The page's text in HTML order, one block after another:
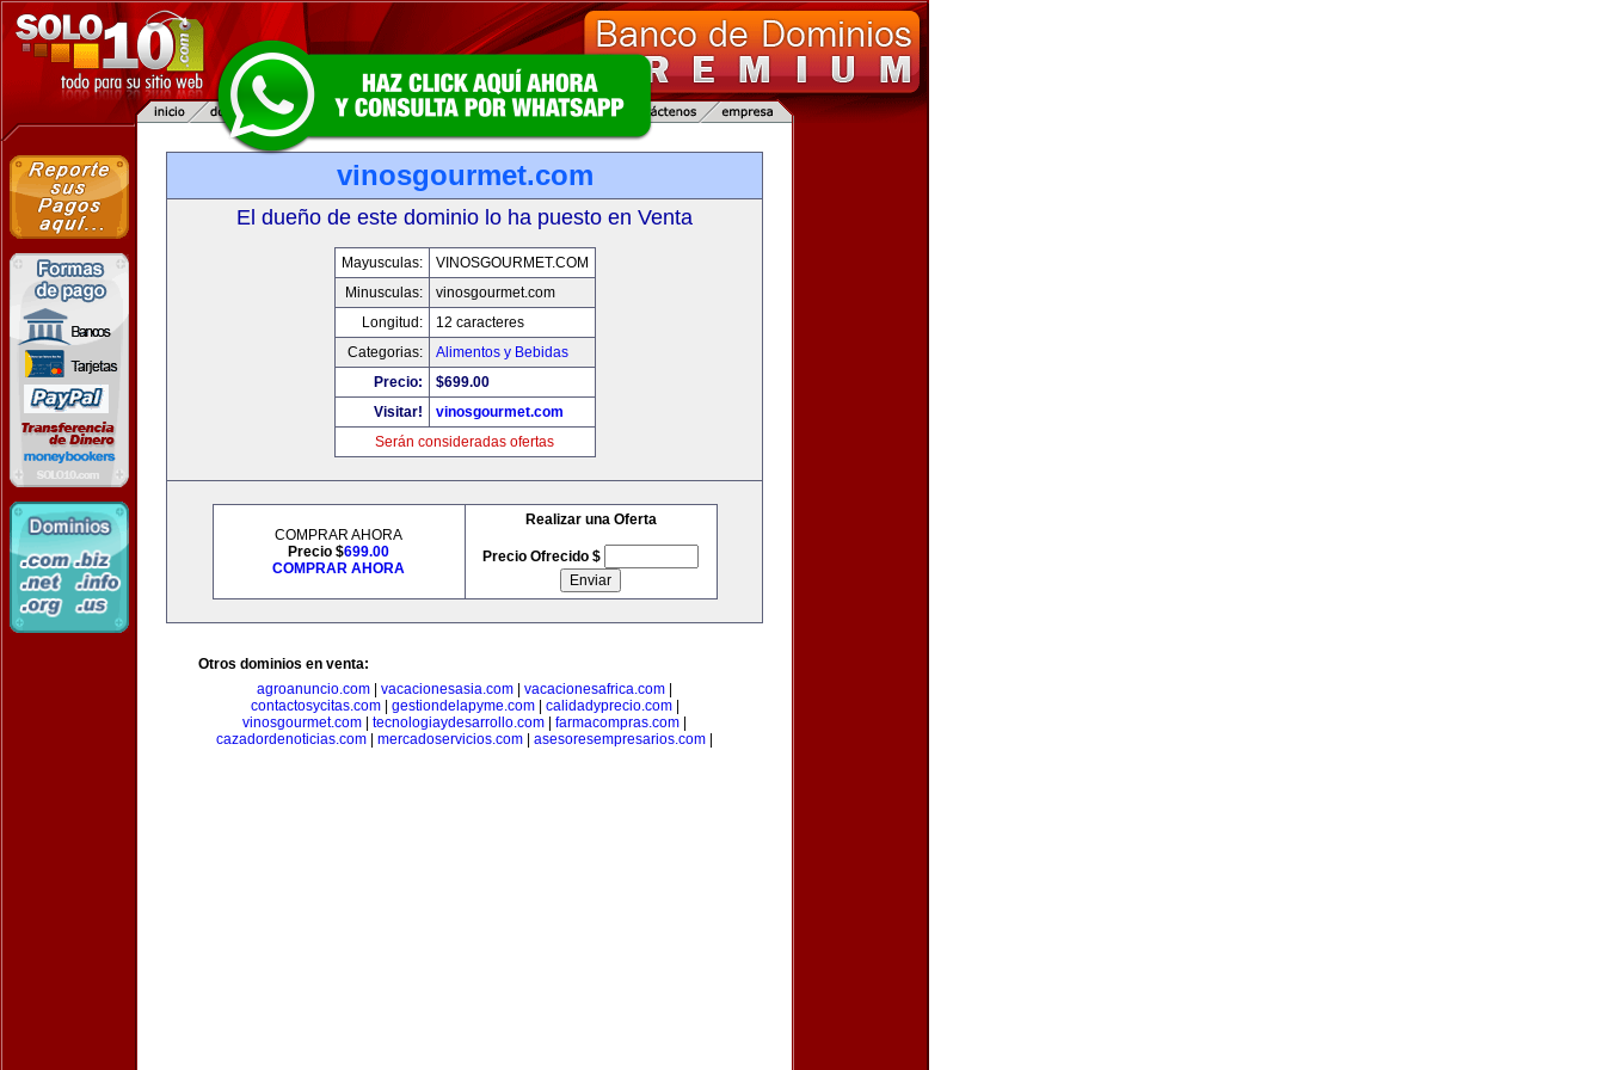
vinosgourmet.com
El dueño de este dominio lo ha puesto en Venta
Mayusculas:
VINOSGOURMET.COM
Minusculas:
vinosgourmet.com
Longitud:
12 caracteres
Categorias:
Alimentos y Bebidas
Precio:
$699.00
Visitar!
vinosgourmet.com
Serán consideradas ofertas
COMPRAR AHORA
Precio $699.00
COMPRAR AHORA
Realizar una Oferta
Precio Ofrecido $
Otros dominios en venta:
agroanuncio.com
vacacionesasia.com vacacionesafrica.com
contactosycitas.com| gestiondelapyme.com| calidadyprecio.com|
vinosgourmet.com
tecnologiaydesarrollo.com farmacompras.com
cazadordenoticias.com
mercadoservicios.com asesoresempresarios.com